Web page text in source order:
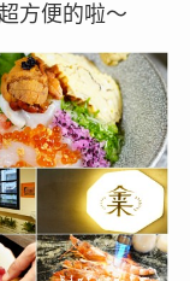
方便的啦～